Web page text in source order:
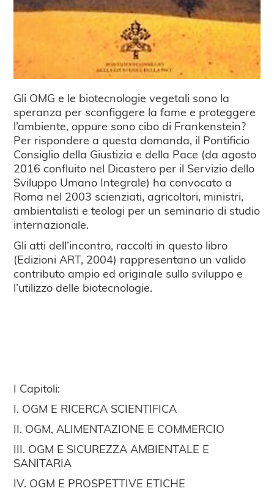
Gli OMG e le biotecnologie vegetali sono la
speranza per sconfiggere la fame e proteggere
l’ambiente, oppure sono cibo di Frankenstein?
Per rispondere a questa domanda, il Pontificio
Consiglio della Giustizia e della Pace (da agosto
2016 confluito nel Dicastero per il Servizio dello
Sviluppo Umano Integrale) ha convocato a
Roma nel 2003 scienziati, agricoltori, ministri,
ambientalisti e teologi per un seminario di studio
internazionale.
Gli atti dell’incontro, raccolti in questo libro
(Edizioni ART, 2004) rappresentano un valido
contributo ampio ed originale sullo sviluppo e
l’utilizzo delle biotecnologie.
I Capitoli:
I. OGM E RICERCA SCIENTIFICA
II. OGM, ALIMENTAZIONE E COMMERCIO
III. OGM E SICUREZZA AMBIENTALE E
SANITARIA
IV. OGM E PROSPETTIVE ETICHE